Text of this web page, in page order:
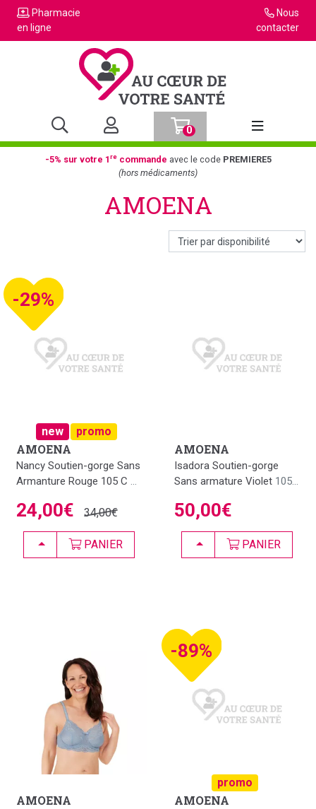
Pharmacie
en ligne
Nous
contacter
0
Afficher la
-5% sur votre 1recommande avec le code PREMIERE5
(hors médicaments)
AMOENA
-29%
new promo
AMOENA
Nancy Soutien-gorge Sans
Armanture Rouge 105 C ...
24,00€ 34,00€
CHOISIR PANIER
AMOENA
Isadora Soutien-gorge
Sans armature Violet 105...
50,00€
CHOISIR PANIER
AMOENA
-89%
promo
AMOENA